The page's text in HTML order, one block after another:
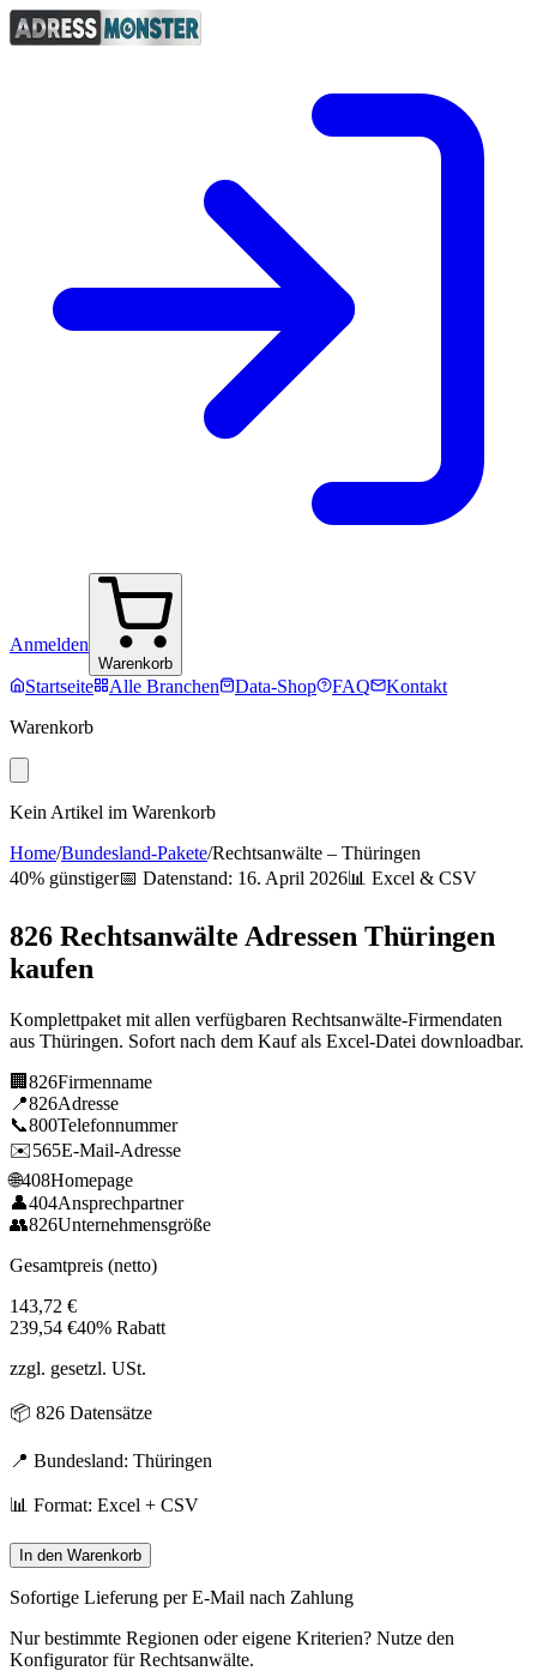
Anmelden
Warenkorb
Startseite Alle Branchen Data-Shop FAQ
Kontakt
Warenkorb
Kein Artikel im Warenkorb
Home/Bundesland-Pakete/Rechtsanwälte – Thüringen
40% günstiger📅 Datenstand: 16. April 2026📊 Excel & CSV
826 Rechtsanwälte Adressen Thüringen
kaufen
Komplettpaket mit allen verfügbaren Rechtsanwälte-Firmendaten
aus Thüringen. Sofort nach dem Kauf als Excel-Datei downloadbar.
🏢 826Firmenname
📍826Adresse
📞800Telefonnummer
✉️565E-Mail-Adresse
🌐408Homepage
👤404Ansprechpartner
👥826Unternehmensgröße
Gesamtpreis (netto)
143,72 €
239,54 €40% Rabatt
zzgl. gesetzl. USt.
📦 826 Datensätze
📍 Bundesland: Thüringen
📊 Format: Excel + CSV
In den Warenkorb
Sofortige Lieferung per E-Mail nach Zahlung
Nur bestimmte Regionen oder eigene Kriterien? Nutze den
Konfigurator fürRechtsanwälte.